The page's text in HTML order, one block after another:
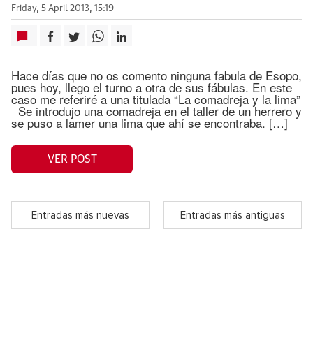
Friday, 5 April 2013, 15:19
Hace días que no os comento ninguna fabula de Esopo,
pues hoy, llego el turno a otra de sus fábulas. En este
caso me referiré a una titulada “La comadreja y la lima”
Se introdujo una comadreja en el taller de un herrero y
se puso a lamer una lima que ahí se encontraba. […]
VER POST
Entradas más nuevas Entradas más antiguas